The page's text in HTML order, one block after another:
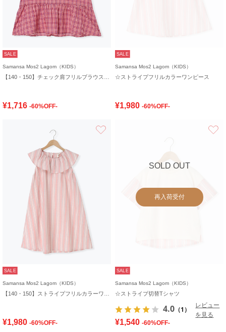
SALE
Samansa Mos2 Lagom（KIDS）
¥1,716 -60%OFF-
SALE
Samansa Mos2 Lagom（KIDS）
☆ストライプフリルカラーワンピース
¥1,980 -60%OFF-
SALE
Samansa Mos2 Lagom（KIDS）
¥1,980 -60%OFF-
SOLD OUT
再入荷受付
SALE
Samansa Mos2 Lagom（KIDS）
☆ストライプ切替Tシャツ
4.0 （1）
レビュー
を見る
¥1,540 -60%OFF-